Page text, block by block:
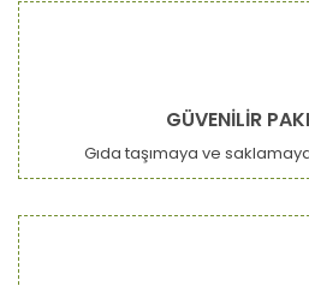
GÜVENİLİR
Gıda taşımaya ve